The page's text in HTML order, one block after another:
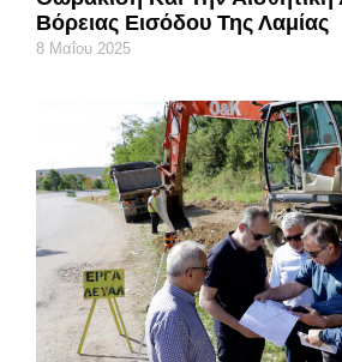
Βόρειας Εισόδου Της Λαμίας
8 Μαΐου 2025